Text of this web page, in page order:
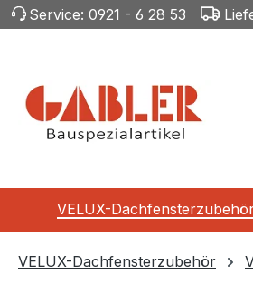
Hauptinhalt springen
Zur Suche springen
Zur Hauptnavigation springen
Service: 0921 - 6 28 53
VELUX-
VELUX-Dachfensterzubehör